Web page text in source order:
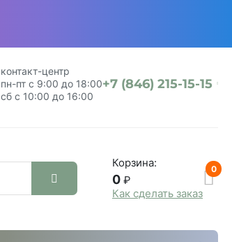
контакт-центр
пн-пт с 9:00 до 18:00
сб с 10:00 до 16:00
+7 (846) 215-15-15
Корзина:
0 ₽
Как сделать заказ
0